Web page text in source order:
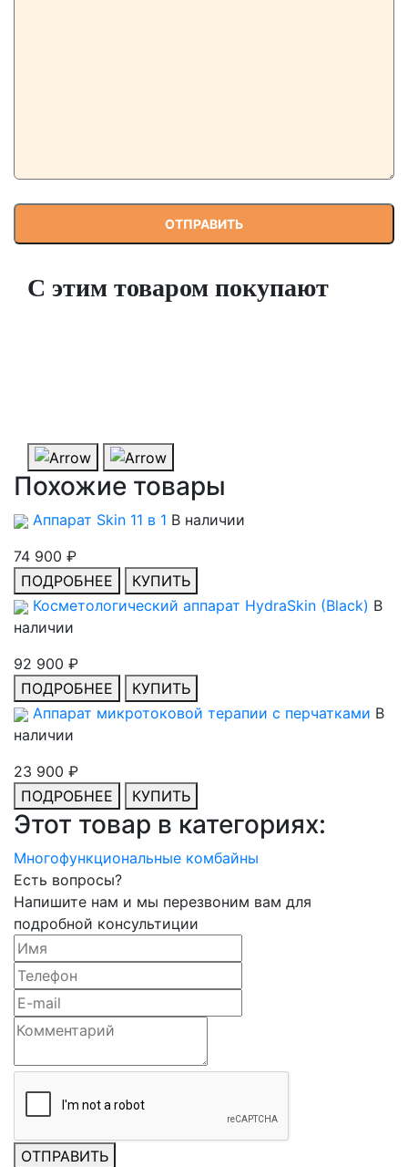
С этим товаром покупают
Похожие товары
Аппарат Skin 11 в 1 В наличии
74 900 ₽
ПОДРОБНЕЕ
КУПИТЬ
Косметологический аппарат HydraSkin (Black) В
наличии
92 900 ₽
ПОДРОБНЕЕ
КУПИТЬ
Аппарат микротоковой терапии с перчатками В
наличии
23 900 ₽
ПОДРОБНЕЕ
КУПИТЬ
Этот товар в категориях:
Многофункциональные комбайны
Есть вопросы?
Напишите нам и мы перезвоним вам для
подробной консультиции
ОТПРАВИТЬ